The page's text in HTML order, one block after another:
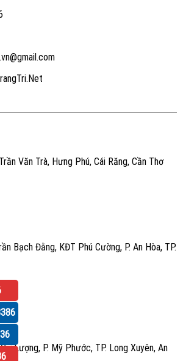
Văn Trà, Hưng Phú, Cái Răng, Cần Thơ
Bạch Đằng, KĐT Phú Cường, P. An Hòa, TP.
Lượng, P. Mỹ Phước, TP. Long Xuyên, An